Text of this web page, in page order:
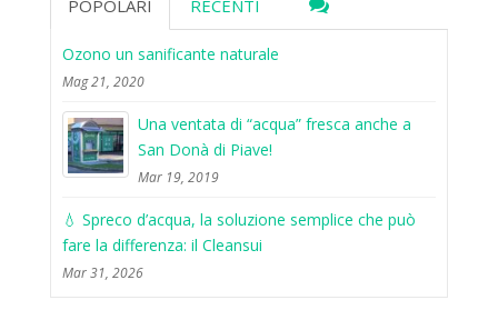
POPOLARI RECENTI
Ozono un sanificante naturale
Mag 21, 2020
Una ventata di “acqua” fresca anche a
San Donà di Piave!
Mar 19, 2019
💧 Spreco d’acqua, la soluzione semplice che può
fare la differenza: il Cleansui
Mar 31, 2026